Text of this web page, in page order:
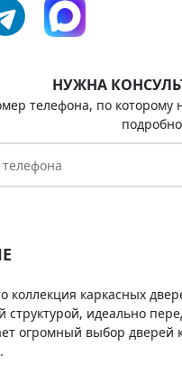
НУЖНА
телефона, по которому
коллекция каркасных
структурой, идеально
огромный выбор дверей